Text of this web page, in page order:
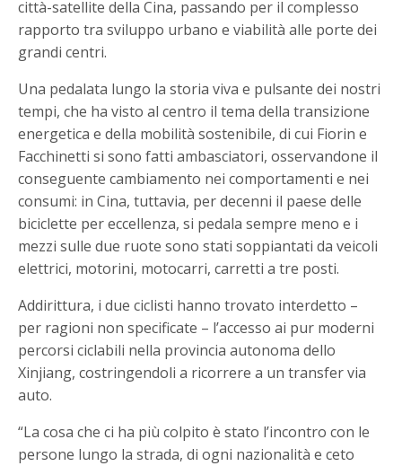
città-satellite della Cina, passando per il complesso
rapporto tra sviluppo urbano e viabilità alle porte dei
grandi centri.
Una pedalata lungo la storia viva e pulsante dei nostri
tempi, che ha visto al centro il tema della transizione
energetica e della mobilità sostenibile, di cui Fiorin e
Facchinetti si sono fatti ambasciatori, osservandone il
conseguente cambiamento nei comportamenti e nei
consumi: in Cina, tuttavia, per decenni il paese delle
biciclette per eccellenza, si pedala sempre meno e i
mezzi sulle due ruote sono stati soppiantati da veicoli
elettrici, motorini, motocarri, carretti a tre posti.
Addirittura, i due ciclisti hanno trovato interdetto –
per ragioni non specificate – l’accesso ai pur moderni
percorsi ciclabili nella provincia autonoma dello
Xinjiang, costringendoli a ricorrere a un transfer via
auto.
“La cosa che ci ha più colpito è stato l’incontro con le
persone lungo la strada, di ogni nazionalità e ceto